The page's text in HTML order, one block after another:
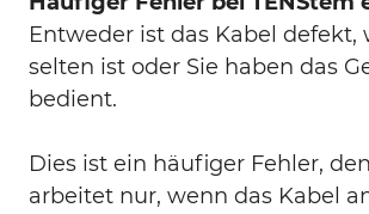
Entweder ist das Kabel defekt,
selten ist oder Sie haben das
bedient.
Dies ist ein häufiger Fehler,
arbeitet nur, wenn das Kabel